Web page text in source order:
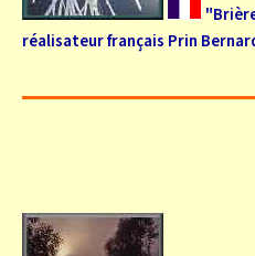
réalisateur français Prin